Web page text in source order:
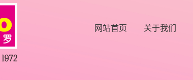
网站首页 关于我们